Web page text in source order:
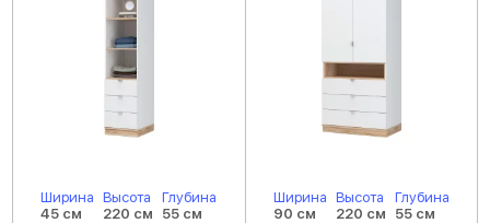
Ширина
45 см
Высота
220 см
Глубина
55 см
Ширина
90 см
Высота
220 см
Глубина
55 см